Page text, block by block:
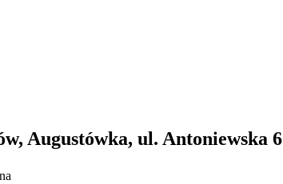
Augustówka, ul. Antoniewska 6